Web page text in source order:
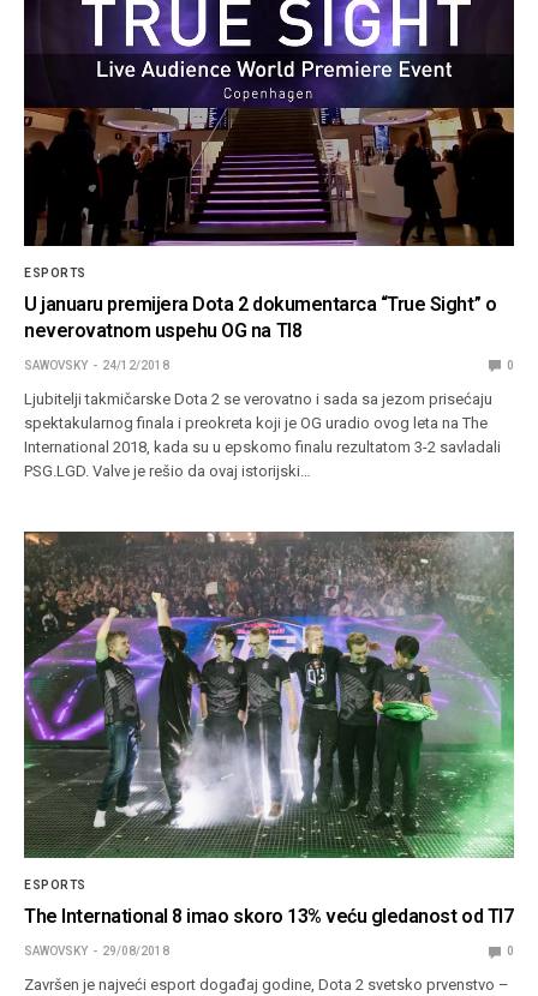
ESPORTS
U januaru premijera Dota 2 dokumentarca “True Sight” o
neverovatnom uspehu OG na TI8
SAWOVSKY 24/12/2018 0
Ljubitelji takmičarske Dota 2 se verovatno i sada sa jezom prisećaju
spektakularnog finala i preokreta koji je OG uradio ovog leta na The
International 2018, kada su u epskomo finalu rezultatom 3-2 savladali
PSG.LGD. Valve je rešio da ovaj istorijski…
ESPORTS
The International 8 imao skoro 13% veću gledanost od TI7
SAWOVSKY 29/08/2018 0
Završen je najveći esport događaj godine, Dota 2 svetsko prvenstvo –